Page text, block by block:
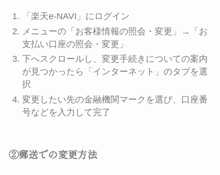
「楽天e-NAVI」にログイン
メニューの「お客様情報の照会・変更」→「お
支払い口座の照会・変更」
下へスクロールし、変更手続きについての案内
が見つかったら「インターネット」のタブを選
択
変更したい先の金融機関マークを選び、口座番
号などを入力して完了
②郵送での変更方法